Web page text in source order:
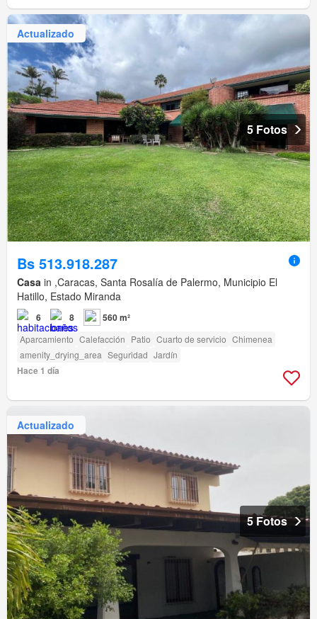
Actualizado
5 Fotos
Bs 513.918.287
Casa in ,Caracas, Santa Rosalía de Palermo, Municipio El
Hatillo, Estado Miranda
6 8 560 m²
Aparcamiento Calefacción Patio Cuarto de servicio Chimenea
amenity_drying_area Seguridad Jardín
Hace 1 día
Actualizado
5 Fotos